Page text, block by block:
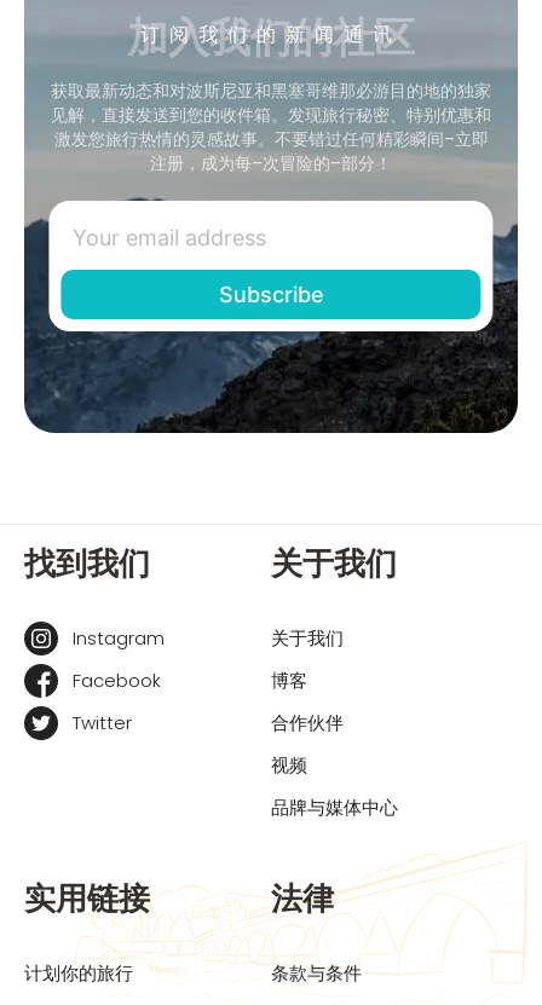
订阅我们的新闻通讯
加入我们的社区
获取最新动态和对波斯尼亚和黑塞哥维那必游目的地的独家
见解，直接发送到您的收件箱。发现旅行秘密、特别优惠和
激发您旅行热情的灵感故事。不要错过任何精彩瞬间–立即
注册，成为每–次冒险的–部分！
找到我们
Instagram
Facebook
Twitter
关于我们
关于我们
博客
合作伙伴
视频
品牌与媒体中心
实用链接
计划你的旅行
法律
条款与条件